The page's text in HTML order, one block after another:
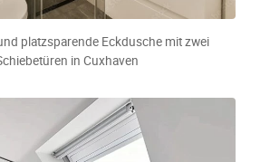
platzsparende Eckdusche mit zwei
in Cuxhaven